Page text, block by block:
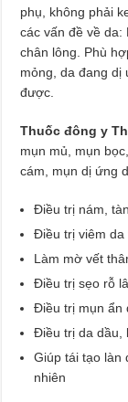
phụ, không phải
các vấn đề về da:
chân lông. Phù
mỏng, da đang dị
được.
Thuốc đông y
mụn mủ, mụn
cám, mụn dị ứng
Điều trị nám,
Điều trị viêm da
Làm mờ vết
Điều trị sẹo rỗ
Điều trị mụn ẩn
Điều trị da dầu,
Giúp tái tạo làn
nhiên